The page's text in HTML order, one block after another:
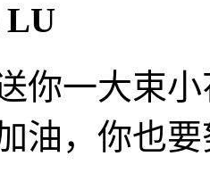
LU
你一大束
油，你也